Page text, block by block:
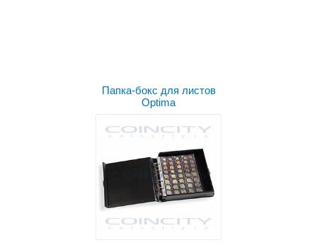
Папка-бокс для листов
Optima